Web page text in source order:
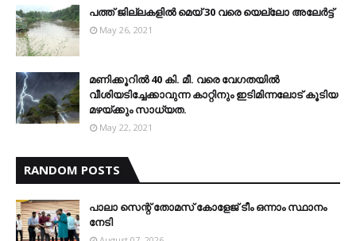
പത്ത് ജില്ലകളില്‍ മെയ് 30 വരെ യെല്ലോ അലേര്‍ട്ട്
May 26, 2021
മണിക്കൂറിൽ 40 കി. മീ. വരെ വേഗതയിൽ
വീശിയടിച്ചേക്കാവുന്ന കാറ്റിനും ഇടിമിന്നലോട് കൂടിയ
മഴയ്ക്കും സാധ്യത.
May 22, 2021
RANDOM POSTS
പാലാ സെന്റ് തോമസ് കോളേജ് ടീം ഒന്നാം സ്ഥാനം
നേടി